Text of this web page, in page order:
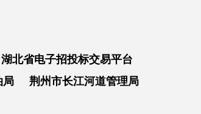
湖北省电子招投标交易平台
局 荆州市长江河道管理局